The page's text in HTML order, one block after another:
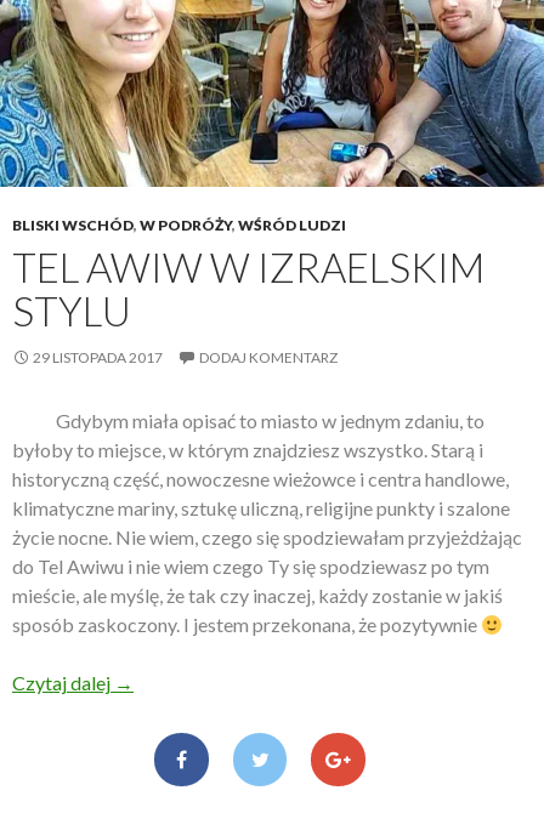
BLISKI WSCHÓD, W PODRÓŻY, WŚRÓD LUDZI
TEL AWIW W IZRAELSKIM
STYLU
29 LISTOPADA 2017 DODAJ KOMENTARZ
Gdybym miała opisać to miasto w jednym zdaniu, to
byłoby to miejsce, w którym znajdziesz wszystko. Starą i
historyczną część, nowoczesne wieżowce i centra handlowe,
klimatyczne mariny, sztukę uliczną, religijne punkty i szalone
życie nocne. Nie wiem, czego się spodziewałam przyjeżdżając
do Tel Awiwu i nie wiem czego Ty się spodziewasz po tym
mieście, ale myślę, że tak czy inaczej, każdy zostanie w jakiś
sposób zaskoczony. I jestem przekonana, że pozytywnie
Czytaj dalej Tel Awiw w izraelskim stylu
→